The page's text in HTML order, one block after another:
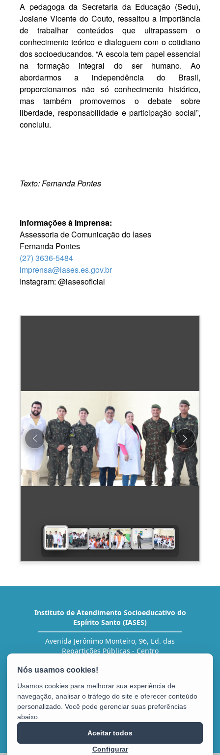
A pedagoga da Secretaria da Educação (Sedu),
Josiane Vicente do Couto, ressaltou a importância
de trabalhar conteúdos que ultrapassem o
conhecimento teórico e dialoguem com o cotidiano
dos socioeducandos. “A escola tem papel essencial
na formação integral do ser humano. Ao
abordarmos a independência do Brasil,
proporcionamos não só conhecimento histórico,
mas também promovemos o debate sobre
liberdade, responsabilidade e participação social”,
concluiu.
Texto: Fernanda Pontes
Informações à Imprensa:
Assessoria de Comunicação do Iases
Fernanda Pontes
(27) 3636-5484
imprensa@iases.es.gov.br
Instagram: @iasesoficial
Previous Next
Instituto de Atendimento Socioeducativo do
Espírito Santo (IASES)
Avenida Jerônimo Monteiro, 96, Ed. das
Repartições Públicas - Centro
Tel.: (27) 3636-5454 (RH)
Usamos cookies para melhorar sua experiência de
navegação, analisar o tráfego do site e oferecer conteúdo
personalizado. Você pode gerenciar suas preferências
abaixo.
Configurar
Aceitar todos